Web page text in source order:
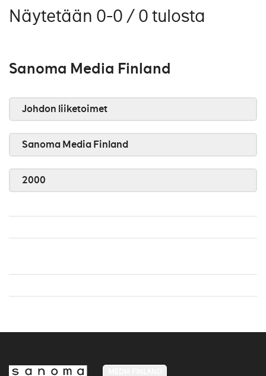
Näytetään 0-0 / 0 tulosta
Sanoma Media Finland
Johdon liiketoimet
Sanoma Media Finland
2000